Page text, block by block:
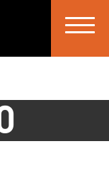
Toggle